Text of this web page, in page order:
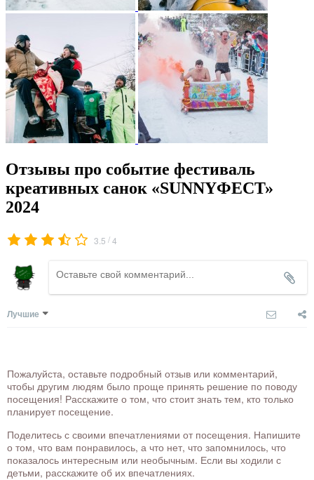
Отзывы про событие фестиваль
креативных санок «SUNNYФЕСТ»
2024
3.5 /4
Лучшие
Пожалуйста, оставьте подробный отзыв или комментарий,
чтобы другим людям было проще принять решение по поводу
посещения! Расскажите о том, что стоит знать тем, кто только
планирует посещение.
Поделитесь с своими впечатлениями от посещения. Напишите
о том, что вам понравилось, а что нет, что запомнилось, что
показалось интересным или необычным. Если вы ходили с
детьми, расскажите об их впечатлениях.